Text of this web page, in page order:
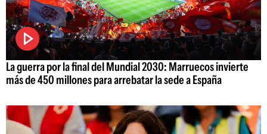
La guerra por la final del Mundial 2030: Marruecos invierte
más de 450 millones para arrebatar la sede a España